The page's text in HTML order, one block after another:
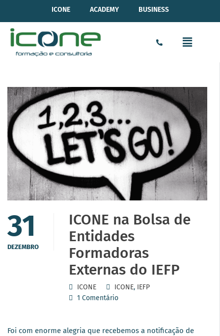
ICONE ACADEMY BUSINESS
31
DEZEMBRO
ICONE na Bolsa de
Entidades
Formadoras
Externas do IEFP
ICONE ICONE, IEFP
1 Comentário
Foi com enorme alegria que recebemos a notificação de